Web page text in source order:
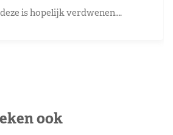
is hopelijk verdwenen….
ook